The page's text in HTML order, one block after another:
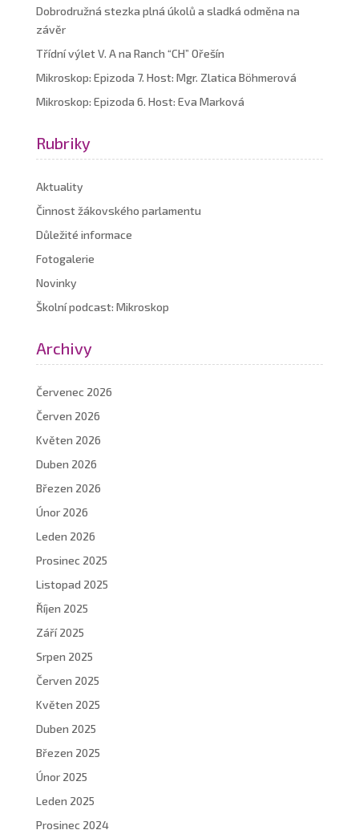
Dobrodružná stezka plná úkolů a sladká odměna na
závěr
Třídní výlet V. A na Ranch “CH” Ořešín
Mikroskop: Epizoda 7. Host: Mgr. Zlatica Böhmerová
Mikroskop: Epizoda 6. Host: Eva Marková
Rubriky
Aktuality
Činnost žákovského parlamentu
Důležité informace
Fotogalerie
Novinky
Školní podcast: Mikroskop
Archivy
Červenec 2026
Červen 2026
Květen 2026
Duben 2026
Březen 2026
Únor 2026
Leden 2026
Prosinec 2025
Listopad 2025
Říjen 2025
Září 2025
Srpen 2025
Červen 2025
Květen 2025
Duben 2025
Březen 2025
Únor 2025
Leden 2025
Prosinec 2024